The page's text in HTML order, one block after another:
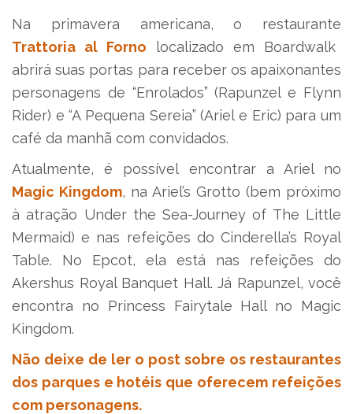
Na primavera americana, o restaurante
Trattoria al Forno localizado em Boardwalk
abrirá suas portas para receber os apaixonantes
personagens de “Enrolados” (Rapunzel e Flynn
Rider) e “A Pequena Sereia” (Ariel e Eric) para um
café da manhã com convidados.
Atualmente, é possível encontrar a Ariel no
Magic Kingdom, na Ariel’s Grotto (bem próximo
à atração Under the Sea-Journey of The Little
Mermaid) e nas refeições do Cinderella’s Royal
Table. No Epcot, ela está nas refeições do
Akershus Royal Banquet Hall. Já Rapunzel, você
encontra no Princess Fairytale Hall no Magic
Kingdom.
Não deixe de ler o post sobre os restaurantes
dos parques e hotéis que oferecem refeições
com personagens.